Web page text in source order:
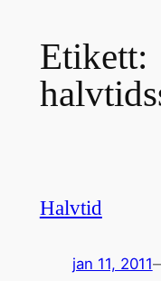
Etikett:
Halvtid
jan 11, 2011